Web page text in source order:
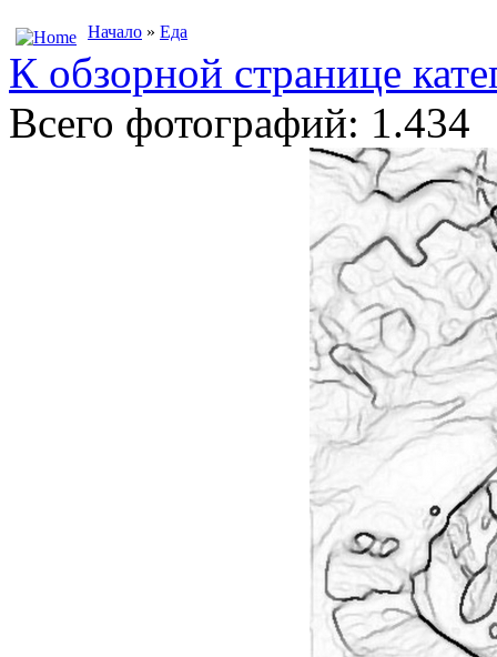
Начало » Еда
К обзорной странице
Всего фотографий: 1.434